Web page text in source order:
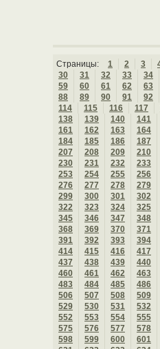
Страницы: 1 2 3
30
31 32 33 34
59
60 61 62 63
88
89 90 91 92
114
115 116 117
138
139 140 141
161
162 163 164
184
185 186 187
207
208 209 210
230
231 232 233
253
254 255 256
276
277 278 279
299
300 301 302
322
323 324 325
345
346 347 348
368
369 370 371
391
392 393 394
414
415 416 417
437
438 439 440
460
461 462 463
483
484 485 486
506
507 508 509
529
530 531 532
552
553 554 555
575
576 577 578
598
599 600 601